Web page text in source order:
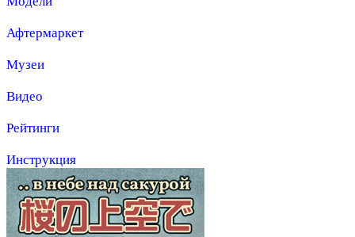
Афтермаркет
Музеи
Видео
Рейтинги
Инструкция